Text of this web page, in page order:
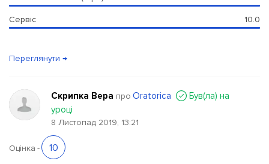
Сервіс 10.0
Переглянути →
Скрипка Вера про Oratorica
Був(ла) на
уроці
8 Листопад 2019, 13:21
Оцінка - 10